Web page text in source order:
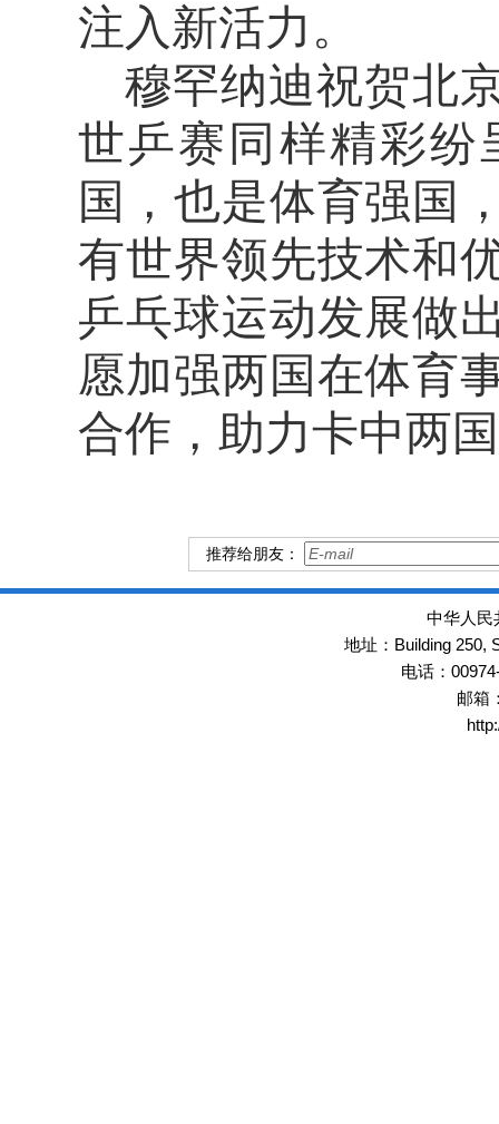
注入新活力。
穆罕纳迪祝贺北
世乒赛同样精彩纷
国，也是体育强国
有世界领先技术和
乒乓球运动发展做
愿加强两国在体育
合作，助力卡中两
推荐给朋友：
中华人民
地址： Building 250,
电话：
邮箱